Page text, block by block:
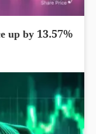
up by 13.57%